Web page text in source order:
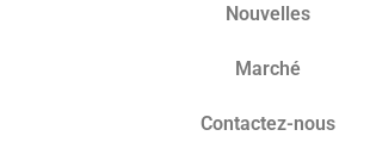
Nouvelles
Marché​
Contactez-nous